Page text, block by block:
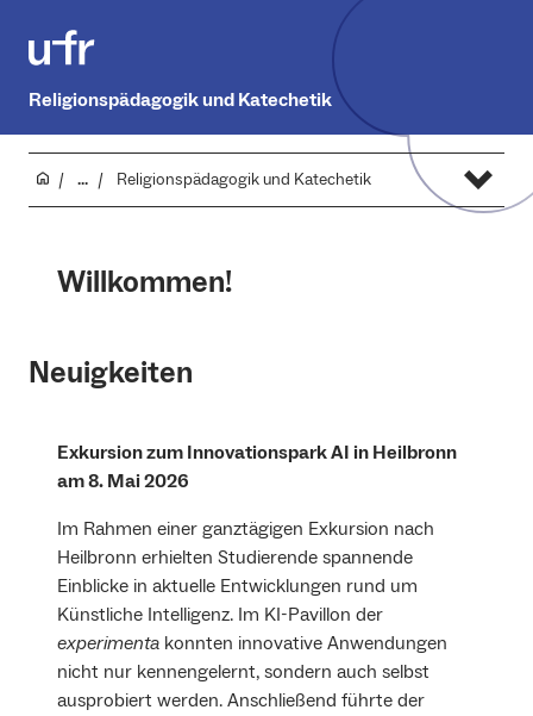
Religionspädagogik und Katechetik
... Religionspädagogik und Katechetik
Willkommen!
Neuigkeiten
Exkursion zum Innovationspark AI in Heilbronn
am 8. Mai 2026
Im Rahmen einer ganztägigen Exkursion nach
Heilbronn erhielten Studierende spannende
Einblicke in aktuelle Entwicklungen rund um
Künstliche Intelligenz. Im KI-Pavillon der
experimenta konnten innovative Anwendungen
nicht nur kennengelernt, sondern auch selbst
ausprobiert werden. Anschließend führte der